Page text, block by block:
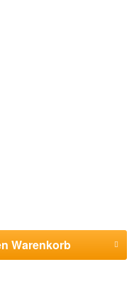
Warenkorb